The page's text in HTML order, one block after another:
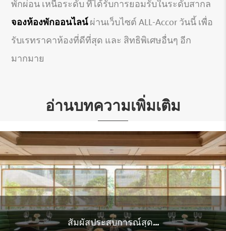
พักผ่อน เหนือระดับ ที่ได้รับการยอมรับในระดับสากล
จองห้องพักออนไลน์ผ่านเว็บไซต์ ALL-Accor วันนี้ เพื่อ
รับเรทราคาห้องที่ดีที่สุด และ สิทธิพิเศษอื่นๆ อีก
มากมาย
อ่านบทความเพิ่มเติม
สัมผัสประสบการณ์สุด...